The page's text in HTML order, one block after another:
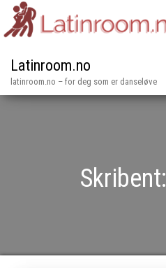
Latinroom.no
latinroom.no – for deg som er danseløve
Skribent: